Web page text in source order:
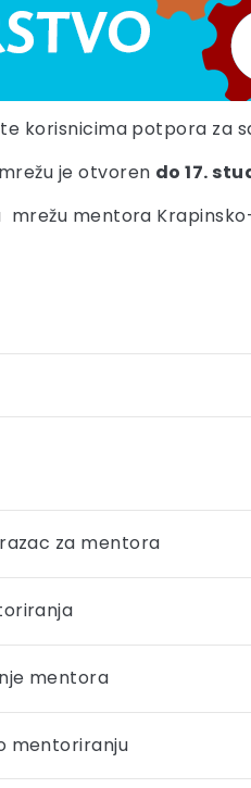
korisnicima potpora za
je otvoren do 17.
mrežu mentora
za mentora
mentora
mentoriranju